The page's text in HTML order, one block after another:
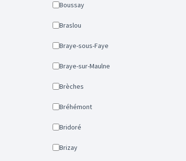
Boussay
Braslou
Braye-sous-Faye
Braye-sur-Maulne
Brèches
Bréhémont
Bridoré
Brizay